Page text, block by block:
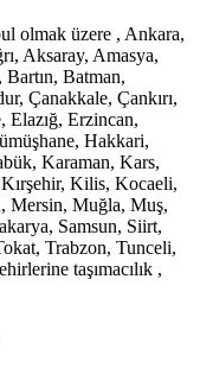
olmak üzere , Ankara,
Aksaray, Amasya,
Batman,
Çanakkale, Çankırı,
Erzincan,
Hakkari,
Karaman, Kars,
Kilis, Kocaeli,
Mersin, Muğla, Muş,
Samsun, Siirt,
Trabzon, Tunceli,
taşımacılık ,